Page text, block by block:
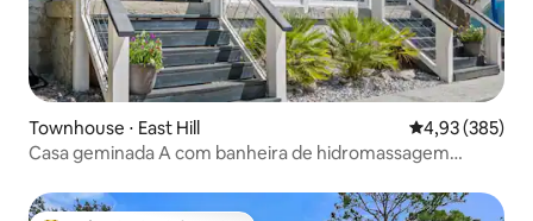
Townhouse ⋅ East Hill 4,93 de uma
4,93 (385)
Casa geminada A com banheira de hidromassagem